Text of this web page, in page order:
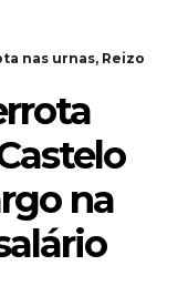
nas urnas, Reizo
na